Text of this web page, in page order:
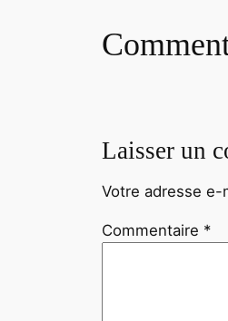
Laisser un
Votre adresse e-
Commentaire *